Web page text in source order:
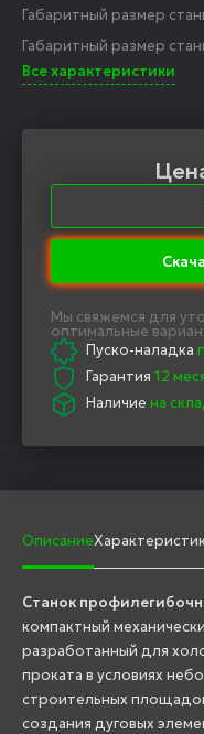
Габаритный размер
Габаритный размер
Все характеристики
Мы свяжемся для
оптимальные
Пуско-наладка
Гарантия 12
Наличие на
Описание
Станок
компактный
разработанный для
проката в условиях
строительных
создания дуговых